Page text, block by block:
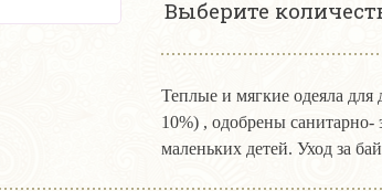
Выберите
Теплые и мягкие одеяла для
10%) , одобрены
маленьких детей. Уход за